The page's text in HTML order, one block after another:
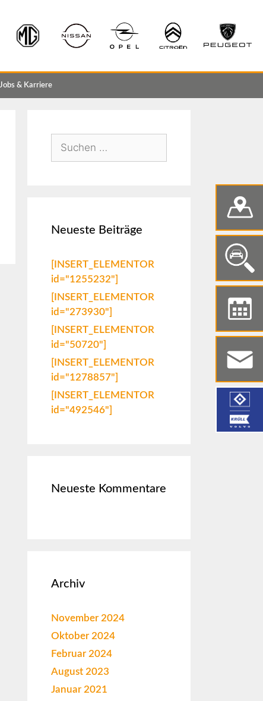
Jobs & Karriere
Neueste Beiträge
[INSERT_ELEMENTOR
id="1255232"]
[INSERT_ELEMENTOR
id="273930"]
[INSERT_ELEMENTOR
id="50720"]
[INSERT_ELEMENTOR
id="1278857"]
[INSERT_ELEMENTOR
id="492546"]
Neueste Kommentare
Archiv
November 2024
Oktober 2024
Februar 2024
August 2023
Januar 2021